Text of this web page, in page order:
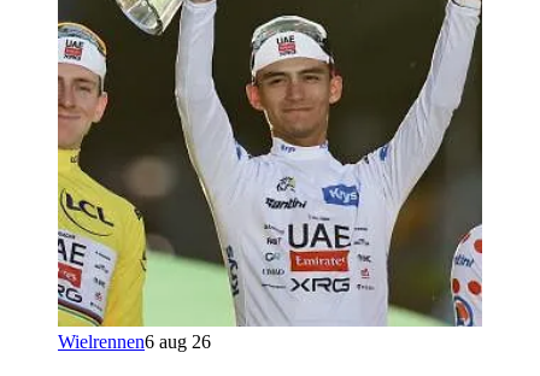
Wielrennen6 aug 26